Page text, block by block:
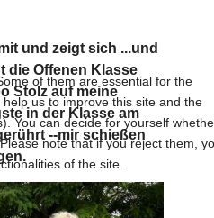
und zeigt sich ...und
die Offenen Klasse
Stolz auf meine
in der Klasse am
--mir schießen
of them are essential for the
us to improve this site and the
You can decide for yourself
note that if you reject them,
of the site.